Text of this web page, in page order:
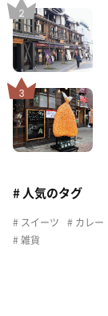
# 人気のタグ
スイーツ カレー
雑貨